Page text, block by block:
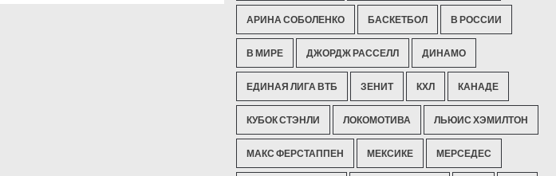
АРИНА СОБОЛЕНКО БАСКЕТБОЛ В РОССИИ
В МИРЕ ДЖОРДЖ РАССЕЛЛ ДИНАМО
ЕДИНАЯ ЛИГА ВТБ ЗЕНИТ КХЛ КАНАДЕ
КУБОК СТЭНЛИ ЛОКОМОТИВА ЛЬЮИС ХЭМИЛТОН
МАКС ФЕРСТАППЕН МЕКСИКЕ МЕРСЕДЕС